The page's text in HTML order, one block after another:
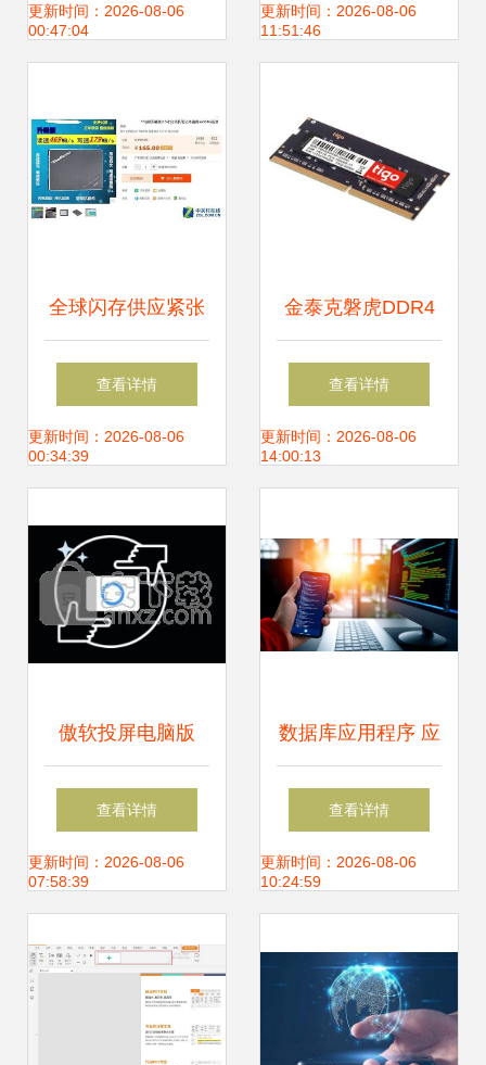
计算机软硬件技术
更新时间：2026-08-06
00:47:04
戏装备新境界，与
更新时间：2026-08-06
11:51:46
全球闪存供应紧张
新iPhone涨价只是
漫长硬件研发之旅
查看详情
更新时间：2026-08-06
00:34:39
金泰克磐虎DDR4
2400 4GB笔记本
内存 硬件研发与性
查看详情
更新时间：2026-08-06
14:00:13
傲软投屏电脑版
v1.4.8.6 官方版 从
硬件研发看无线投
查看详情
更新时间：2026-08-06
07:58:39
数据库应用程序 应
用软件与计算机软
硬件的协同协奏
查看详情
更新时间：2026-08-06
10:24:59